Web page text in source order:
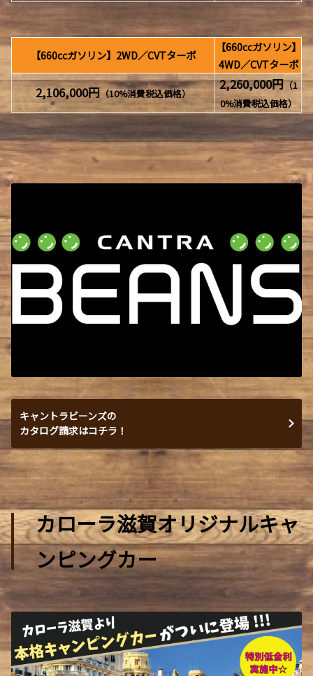
【660ccガソリン】2WD／CVTターボ
【660ccガソリン】
4WD／CVTターボ
2,106,000円 （10%消費税込価格）
2,260,000円（1
0%消費税込価格）
キャントラビーンズの
カタログ請求はコチラ！
カローラ滋賀オリジナルキャ
ンピングカー